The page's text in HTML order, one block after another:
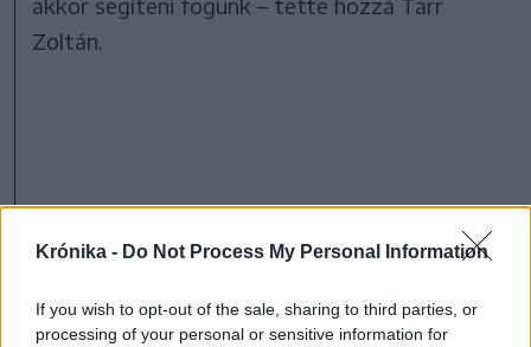
Krónika - Do Not Process My Personal Information
If you wish to opt-out of the sale, sharing to third parties, or
processing of your personal or sensitive information for
Zoltán.